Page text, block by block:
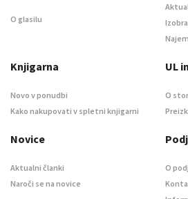
O glasilu
Knjigarna
Novo v ponudbi
Kako nakupovati v spletni knjigarni
UL
O
Novice
Aktualni članki
Naroči se na novice
O